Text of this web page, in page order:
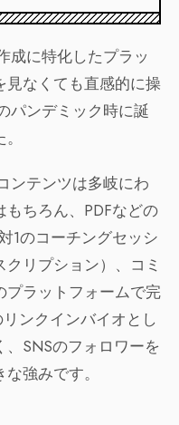
成に特化したプラッ
見なくても直感的に操
パンデミック時に誕
ンテンツは多岐にわ
ちろん、PDFなどの
1のコーチングセッシ
リプション）、コミ
プラットフォームで完
ンクインバイオとし
SNSのフォロワーを
強みです。